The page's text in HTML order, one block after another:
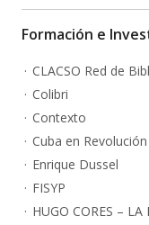
Formación e
CLACSO Red de
Colibri
Contexto
Cuba en Revolución
Enrique Dussel
FISYP
HUGO CORES –